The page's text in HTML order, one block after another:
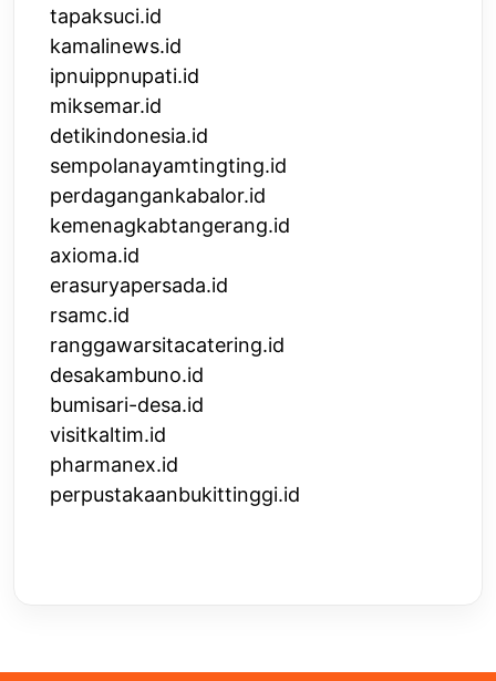
tapaksuci.id
kamalinews.id
ipnuippnupati.id
miksemar.id
detikindonesia.id
sempolanayamtingting.id
perdagangankabalor.id
kemenagkabtangerang.id
axioma.id
erasuryapersada.id
rsamc.id
ranggawarsitacatering.id
desakambuno.id
bumisari-desa.id
visitkaltim.id
pharmanex.id
perpustakaanbukittinggi.id